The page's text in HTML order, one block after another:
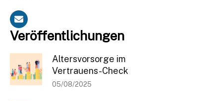
Veröffentlichungen
Altersvorsorge im
Vertrauens-Check
05/08/2025